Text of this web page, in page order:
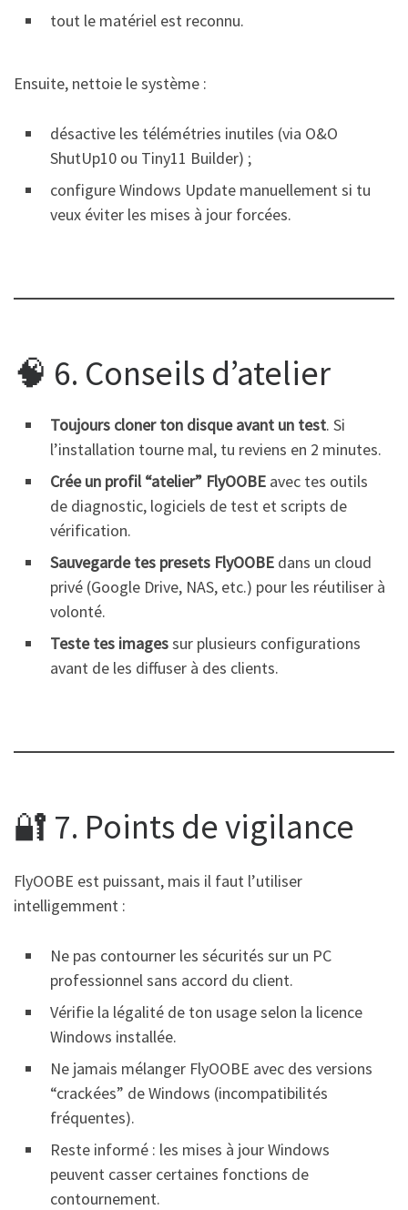
tout le matériel est reconnu.
Ensuite, nettoie le système :
désactive les télémétries inutiles (via O&O
ShutUp10 ou Tiny11 Builder) ;
configure Windows Update manuellement si tu
veux éviter les mises à jour forcées.
🧠 6. Conseils d’atelier
Toujours cloner ton disque avant un test. Si
l’installation tourne mal, tu reviens en 2 minutes.
Crée un profil “atelier” FlyOOBE avec tes outils
de diagnostic, logiciels de test et scripts de
vérification.
Sauvegarde tes presets FlyOOBE dans un cloud
privé (Google Drive, NAS, etc.) pour les réutiliser à
volonté.
Teste tes imagessur plusieurs configurations
avant de les diffuser à des clients.
🔐 7. Points de vigilance
FlyOOBE est puissant, mais il faut l’utiliser
intelligemment :
Ne pas contourner les sécurités sur un PC
professionnel sans accord du client.
Vérifie la légalité de ton usage selon la licence
Windows installée.
Ne jamais mélanger FlyOOBE avec des versions
“crackées” de Windows (incompatibilités
fréquentes).
Reste informé : les mises à jour Windows
peuvent casser certaines fonctions de
contournement.